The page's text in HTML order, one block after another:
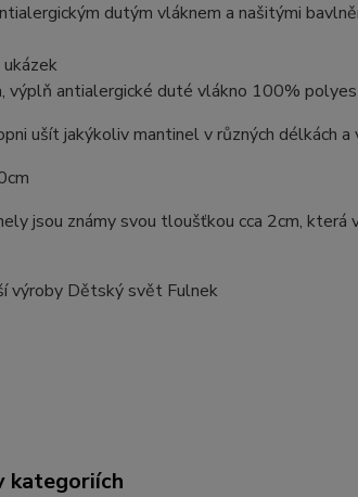
dutým vláknem a našitými
výplň antialergické duté vlákno 100%
ušít jakýkoliv mantinel v různých délkách
jsou známy svou tloušťkou cca 2cm,
výroby Dětský svět Fulnek
kategoriích